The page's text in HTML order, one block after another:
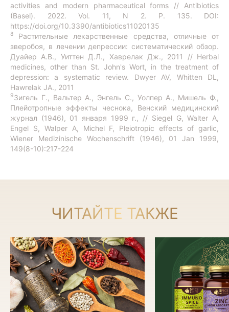
activities and modern pharmaceutical forms // Antibiotics
(Basel). 2022. Vol. 11, N 2. Р. 135. DOI:
https://doi.org/10.3390/antibiotics11020135
8
Растительные лекарственные средства, отличные от
зверобоя, в лечении депрессии: систематический обзор.
Дуайер А.В., Уиттен Д.Л., Хаврелак Дж., 2011 // Herbal
medicines, other than St. John's Wort, in the treatment of
depression: a systematic review. Dwyer AV, Whitten DL,
Hawrelak JA., 2011
9Зигель Г., Вальтер А., Энгель С., Уолпер А., Мишель Ф.,
Плейотропные эффекты чеснока, Венский медицинский
журнал (1946), 01 января 1999 г., // Siegel G, Walter A,
Engel S, Walper A, Michel F, Pleiotropic effects of garlic,
Wiener Medizinische Wochenschrift (1946), 01 Jan 1999,
149(8-10):217-224
ЧИТАЙТЕ ТАКЖЕ